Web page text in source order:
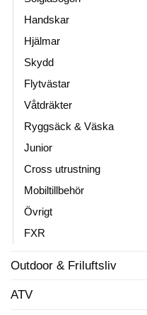
Handskar
Hjälmar
Skydd
Flytvästar
Våtdräkter
Ryggsäck & Väska
Junior
Cross utrustning
Mobiltillbehör
Övrigt
FXR
Outdoor & Friluftsliv
ATV